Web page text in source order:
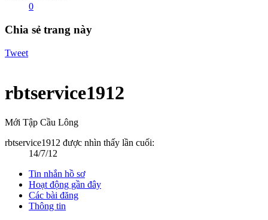
0
Chia sẻ trang này
Tweet
rbtservice1912
Mới Tập Cầu Lông
rbtservice1912 được nhìn thấy lần cuối:
14/7/12
Tin nhắn hồ sơ
Hoạt động gần đây
Các bài đăng
Thông tin